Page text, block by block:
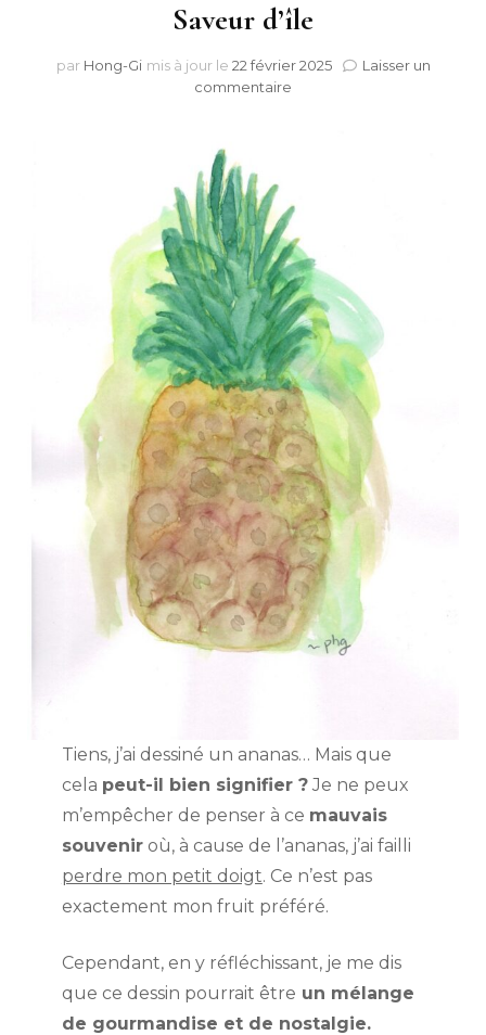
Saveur d’île
par Hong-Gi mis à jour le 22 février 2025
Laisser un
commentaire
Tiens, j’ai dessiné un ananas… Mais que
cela peut-il bien signifier ?Je ne peux
m’empêcher de penser à ce mauvais
souveniroù, à cause de l’ananas, j’ai failli
perdre mon petit doigt. Ce n’est pas
exactement mon fruit préféré.
Cependant, en y réfléchissant, je me dis
que ce dessin pourrait être un mélange
de gourmandise et de nostalgie.